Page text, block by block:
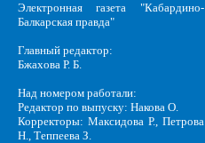
Электронная газета "Кабардино-
Балкарская правда"
Главный редактор:
Бжахова Р. Б.
Над номером работали:
Редактор по выпуску: Накова О.
Корректоры: Максидова Р., Петрова
Н., Теппеева З.